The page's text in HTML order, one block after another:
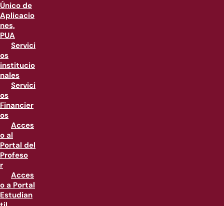
Único de
Aplicacio
nes,
PUA
Servici
os
institucio
nales
Servici
os
Financier
os
Acces
o al
Portal del
Profeso
r
Acces
o a Portal
Estudian